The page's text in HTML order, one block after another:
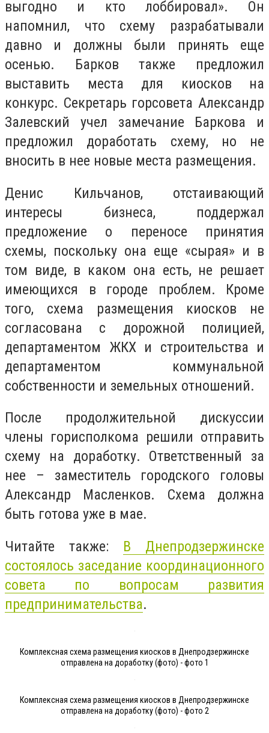
выгодно и кто лоббировал». Он
напомнил, что схему разрабатывали
давно и должны были принять еще
осенью. Барков также предложил
выставить места для киосков на
конкурс. Секретарь горсовета Александр
Залевский учел замечание Баркова и
предложил доработать схему, но не
вносить в нее новые места размещения.
Денис Кильчанов, отстаивающий
интересы бизнеса, поддержал
предложение о переносе принятия
схемы, поскольку она еще «сырая» и в
том виде, в каком она есть, не решает
имеющихся в городе проблем. Кроме
того, схема размещения киосков не
согласована с дорожной полицией,
департаментом ЖКХ и строительства и
департаментом коммунальной
собственности и земельных отношений.
После продолжительной дискуссии
члены горисполкома решили отправить
схему на доработку. Ответственный за
нее – заместитель городского головы
Александр Масленков. Схема должна
быть готова уже в мае.
Читайте также: В Днепродзержинске
состоялось заседание координационного
совета по вопросам развития
предпринимательства.
Комплексная схема размещения киосков в Днепродзержинске
отправлена на доработку (фото) - фото 1
Комплексная схема размещения киосков в Днепродзержинске
отправлена на доработку (фото) - фото 2